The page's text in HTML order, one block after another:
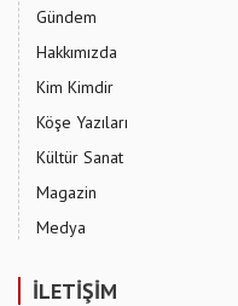
Gündem
Hakkımızda
Kim Kimdir
Köşe Yazıları
Kültür Sanat
Magazin
Medya
İLETİŞİM